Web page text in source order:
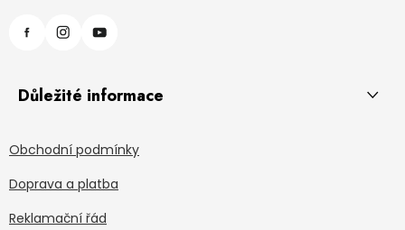
Důležité informace
Obchodní podmínky
Doprava a platba
Reklamační řád